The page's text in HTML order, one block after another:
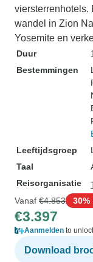
viersterrenhotels.
wandel in Zion
Yosemite en
Duur
Bestemmingen
Leeftijdsgroep
Taal
Reisorganisatie
Vanaf €4.853
€3.397
Aanmelden to
Download